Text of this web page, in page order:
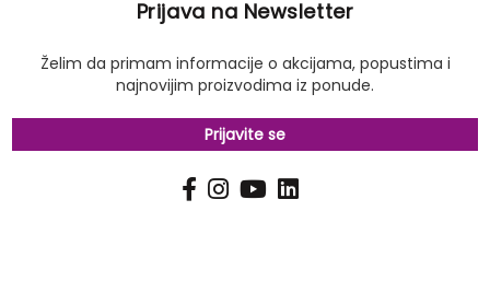
Prijava na Newsletter
Želim da primam informacije o akcijama, popustima i
najnovijim proizvodima iz ponude.
Prijavite se